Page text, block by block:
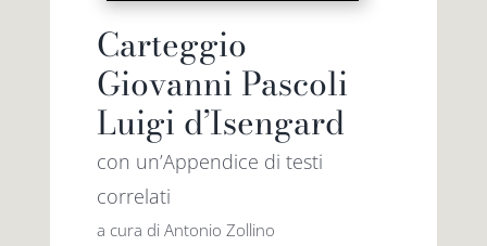
Carteggio
Giovanni Pascoli
Luigi d’Isengard
con un’Appendice di testi
correlati
a cura di Antonio Zollino